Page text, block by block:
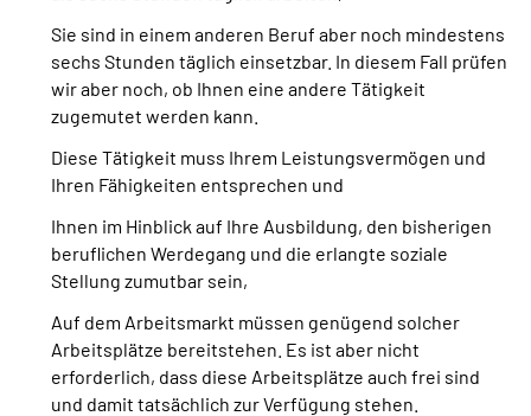
Sie sind in einem anderen Beruf aber noch mindestens
sechs Stunden täglich einsetzbar. In diesem Fall prüfen
wir aber noch, ob Ihnen eine andere Tätigkeit
zugemutet werden kann.
Diese Tätigkeit muss Ihrem Leistungsvermögen und
Ihren Fähigkeiten entsprechen und
Ihnen im Hinblick auf Ihre Ausbildung, den bisherigen
beruflichen Werdegang und die erlangte soziale
Stellung zumutbar sein,
Auf dem Arbeitsmarkt müssen genügend solcher
Arbeitsplätze bereitstehen. Es ist aber nicht
erforderlich, dass diese Arbeitsplätze auch frei sind
und damit tatsächlich zur Verfügung stehen.